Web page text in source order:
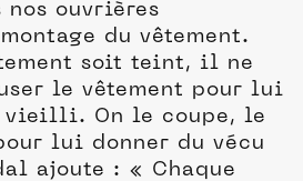
nos ouvrières
du vêtement.
soit teint, il ne
le vêtement pour lui
vieilli. On le coupe, le
lui donner du vécu
ajoute : « Chaque